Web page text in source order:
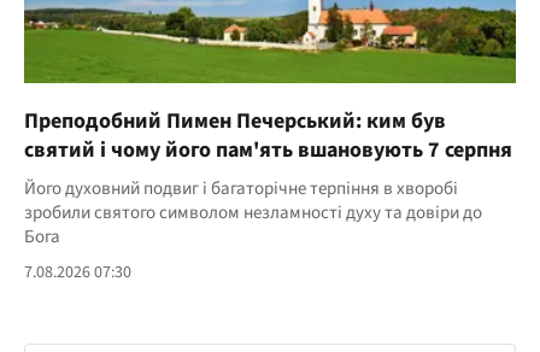
Преподобний Пимен Печерський: ким був
святий і чому його пам'ять вшановують 7 серпня
Його духовний подвиг і багаторічне терпіння в хворобі
зробили святого символом незламності духу та довіри до
Бога
7.08.2026 07:30